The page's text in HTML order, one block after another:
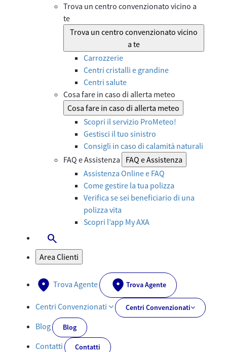
Trova un centro convenzionato vicino a
te
Trova un centro convenzionato vicino
a te
Carrozzerie
Centri cristalli e grandine
Centri salute
Cosa fare in caso di allerta meteo
Cosa fare in caso di allerta meteo
Scopri il servizio ProMeteo!
Gestisci il tuo sinistro
Consigli in caso di calamità naturali
FAQ e Assistenza
FAQ e Assistenza
Assistenza Online e FAQ
Come gestire la tua polizza
Verifica se sei beneficiario di una
polizza vita
Scopri l’app My AXA
searchApri-Chiudi Barra di ricerca
Area Clienti
Trova Agente Trova Agente
Centri Convenzionati Centri Convenzionati
Blog Blog
Contatti
Contatti